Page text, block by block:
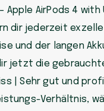
AirPods 4 with
dir jederzeit
und der langen
jetzt die
| Sehr gut und
Verhältnis,